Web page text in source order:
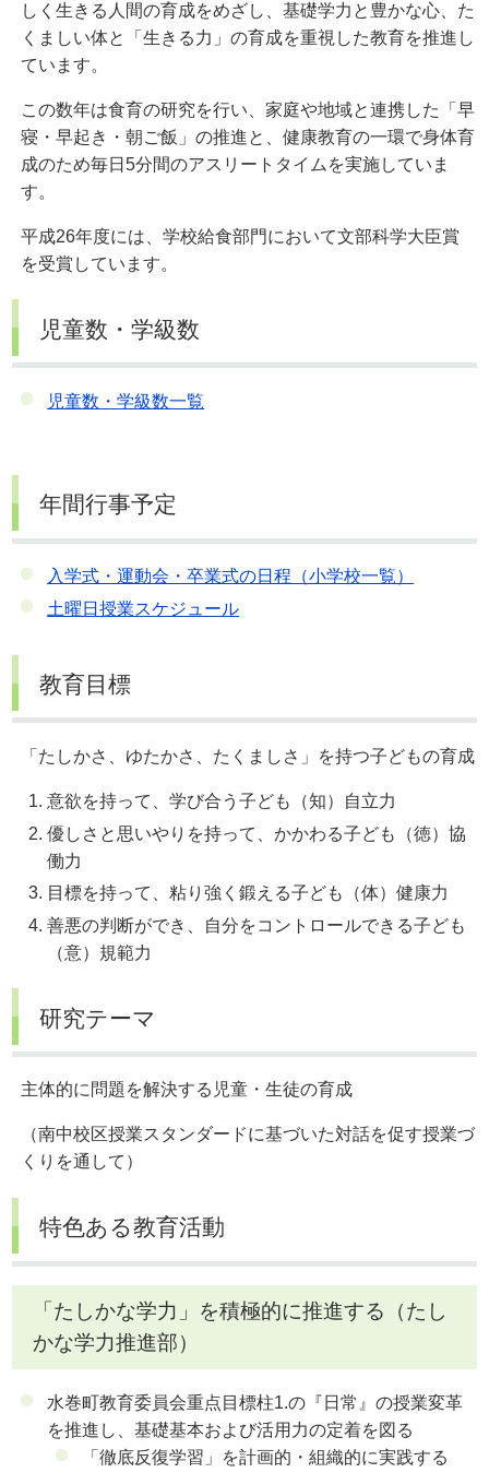
しく生きる人間の育成をめざし、基礎学力と豊かな心、た
くましい体と「生きる力」の育成を重視した教育を推進し
ています。
この数年は食育の研究を行い、家庭や地域と連携した「早
寝・早起き・朝ご飯」の推進と、健康教育の一環で身体育
成のため毎日5分間のアスリートタイムを実施していま
す。
平成26年度には、学校給食部門において文部科学大臣賞
を受賞しています。
児童数・学級数
児童数・学級数一覧
年間行事予定
入学式・運動会・卒業式の日程（小学校一覧）
土曜日授業スケジュール
教育目標
「たしかさ、ゆたかさ、たくましさ」を持つ子どもの育成
意欲を持って、学び合う子ども（知）自立力
優しさと思いやりを持って、かかわる子ども（徳）協
働力
目標を持って、粘り強く鍛える子ども（体）健康力
善悪の判断ができ、自分をコントロールできる子ども
（意）規範力
研究テーマ
主体的に問題を解決する児童・生徒の育成
（南中校区授業スタンダードに基づいた対話を促す授業づ
くりを通して）
特色ある教育活動
「たしかな学力」を積極的に推進する（たし
かな学力推進部）
水巻町教育委員会重点目標柱1.の『日常』の授業変革
を推進し、基礎基本および活用力の定着を図る
「徹底反復学習」を計画的・組織的に実践する